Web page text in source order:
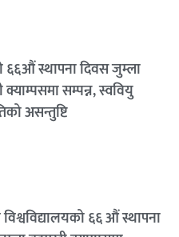
६६औं स्थापना दिवस जुम्ला
सम्पन्न, स्ववियु
असन्तुष्टि
विश्वविद्यालयको ६६ औं स्थापना